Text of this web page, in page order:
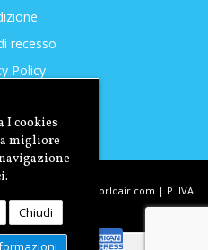
I cookies
migliore
Chiudi
recesso
Policy
info@spaceworldair.com | P. IVA